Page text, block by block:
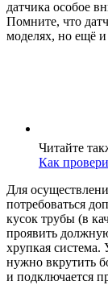
датчика особое
Помните, что
моделях, но ещё и
Читайте
Как
Для
потребоваться
кусок трубы (в
проявить
хрупкая система.
нужно вкрутить
и подключается